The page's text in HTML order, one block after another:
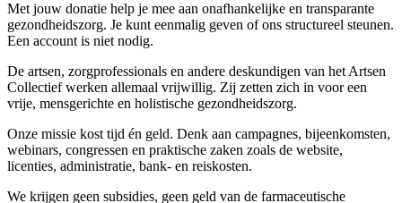
Met jouw donatie help je mee aan onafhankelijke en transparante
gezondheidszorg. Je kunt eenmalig geven of ons structureel steunen.
Een account is niet nodig.
De artsen, zorgprofessionals en andere deskundigen van het Artsen
Collectief werken allemaal vrijwillig. Zij zetten zich in voor een
vrije, mensgerichte en holistische gezondheidszorg.
Onze missie kost tijd én geld. Denk aan campagnes, bijeenkomsten,
webinars, congressen en praktische zaken zoals de website,
licenties, administratie, bank- en reiskosten.
We krijgen geen subsidies, geen geld van de farmaceutische